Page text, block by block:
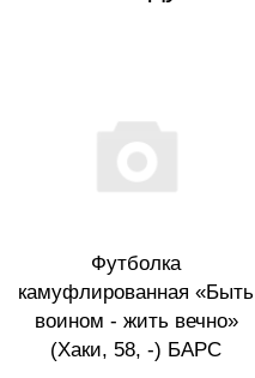
Футболка
камуфлированная «Быть
воином - жить вечно»
(Хаки, 58, -) БАРС